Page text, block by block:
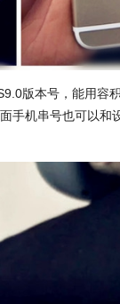
版本号，能用容
手机串号也可以和